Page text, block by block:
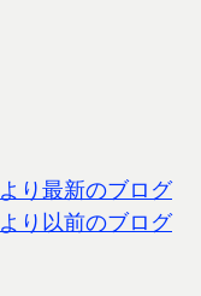
より最新のブログ
より以前のブログ